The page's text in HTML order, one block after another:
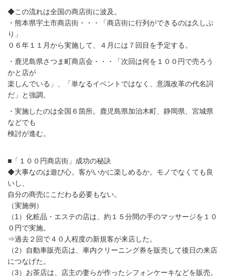
◆この流れは全国の商店街に波及。
・熊本県宇土市商店街・・・「商店街に行列ができるのは久しぶ
り」
０６年１１月から実施して、４月には７回目を予定する。
・鹿児島県さつま町商店会・・・「次回は何を１００円で売ろう
かと店が
楽しんでいる」、「単なるイベントではなく、意識改革の代名詞
だ」と強調。
・実施したのは全国６箇所。鹿児島県加治木町、静岡県、宮城県
などでも
検討が進む。
■「１００円商店街」成功の秘訣
◆大事なのは遊び心。客がいかに楽しめるか。モノでなくても良
いし、
自分の商売にこだわる必要もない。
（実施例）
（1）化粧品・エステの店は、約１５分間の手のマッサージを１０
０円で実施。
⇒過去２回で４０人程度の新規客が来店した。
（2）自動車販売店は、車内クリーニング券を販売して後日の来店
につなげた。
（3）お茶店は、店主の妻らが作ったシフォンケーキなどを販売。